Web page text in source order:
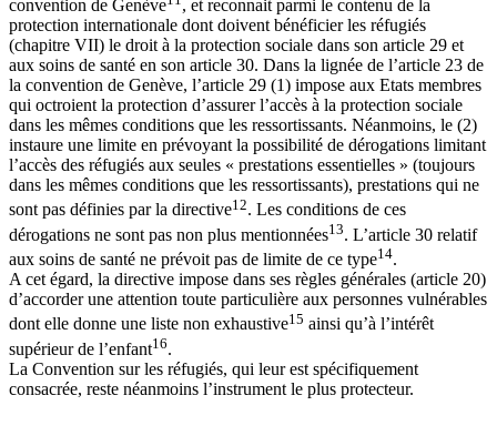
convention de Genève
, et reconnait parmi le contenu de la
protection internationale dont doivent bénéficier les réfugiés
(chapitre VII) le droit à la protection sociale dans son article 29 et
aux soins de santé en son article 30. Dans la lignée de l’article 23 de
la convention de Genève, l’article 29 (1) impose aux Etats membres
qui octroient la protection d’assurer l’accès à la protection sociale
dans les mêmes conditions que les ressortissants. Néanmoins, le (2)
instaure une limite en prévoyant la possibilité de dérogations limitant
l’accès des réfugiés aux seules « prestations essentielles » (toujours
dans les mêmes conditions que les ressortissants), prestations qui ne
sont pas définies par la directive12. Les conditions de ces
dérogations ne sont pas non plus mentionnées13. L’article 30 relatif
aux soins de santé ne prévoit pas de limite de ce type14.
A cet égard, la directive impose dans ses règles générales (article 20)
d’accorder une attention toute particulière aux personnes vulnérables
dont elle donne une liste non exhaustive15 ainsi qu’à l’intérêt
supérieur de l’enfant16.
La Convention sur les réfugiés, qui leur est spécifiquement
consacrée, reste néanmoins l’instrument le plus protecteur.